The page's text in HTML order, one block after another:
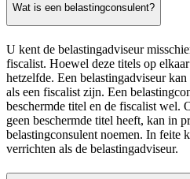
Wat is een belastingconsulent?
U kent de belastingadviseur
fiscalist. Hoewel deze titels op
hetzelfde. Een belastingadviseur
als een fiscalist zijn. Een
beschermde titel en de fiscalist wel.
geen beschermde titel heeft, kan in
belastingconsulent noemen. In feite
verrichten als de belastingadviseur.